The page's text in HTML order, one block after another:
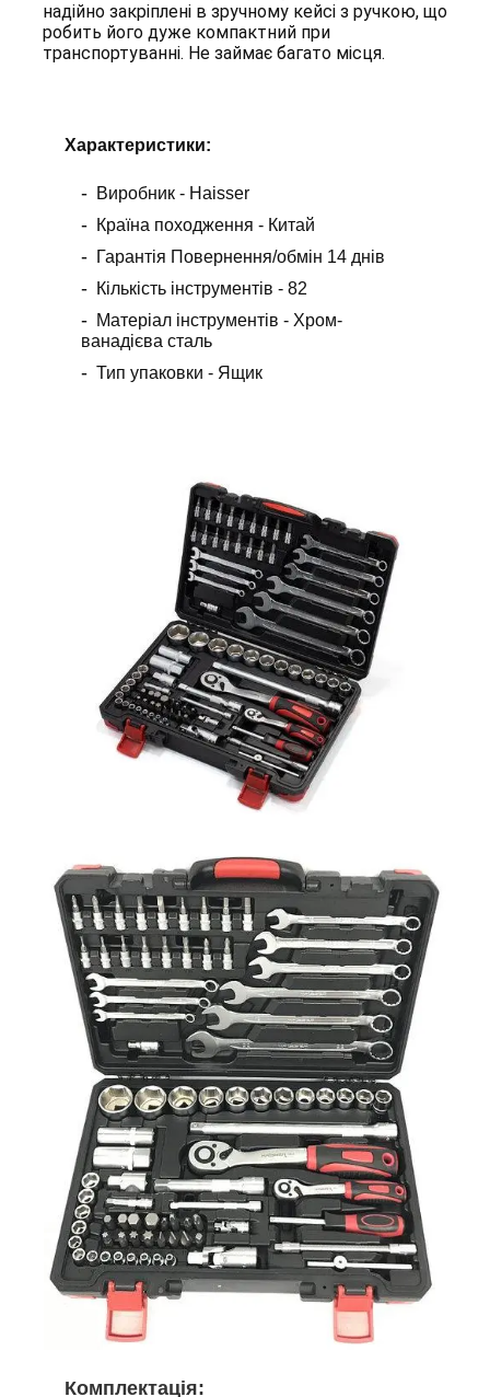
надійно закріплені в зручному кейсі з ручкою, що
робить його дуже компактний при
транспортуванні. Не займає багато місця.
Характеристики:
Виробник - Haisser
Країна походження - Китай
Гарантія Повернення/обмін 14 днів
Кількість інструментів - 82
Матеріал інструментів - Хром-
ванадієва сталь
Тип упаковки - Ящик
Комплектація: